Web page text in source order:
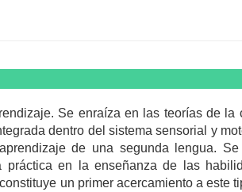
Se enraíza en las teorías de la
dentro del sistema sensorial y
de una segunda lengua.
en la enseñanza de las
un primer acercamiento a este